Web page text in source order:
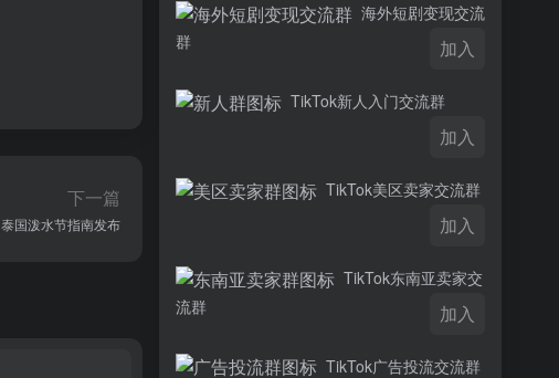
下一篇
国泼水节指南发布
海外短剧变现交流
群
加入
TikTok新人入门交流群
加入
TikTok美区卖家交流群
加入
TikTok东南亚卖家交
流群
加入
TikTok广告投流交流群